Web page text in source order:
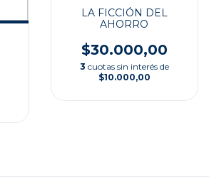
LA FICCIÓN DEL
AHORRO
$30.000,00
3 cuotas sin interés de
$10.000,00